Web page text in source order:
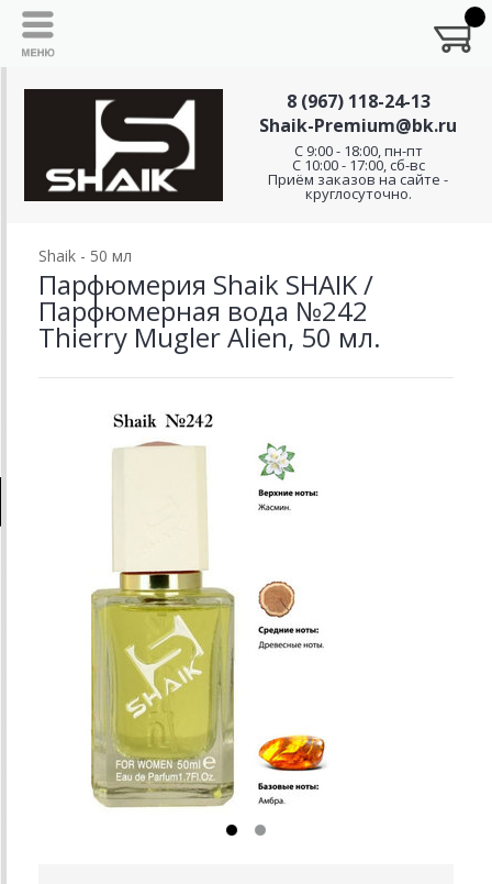
8 (967) 118-24-13
Shaik-Premium@bk.ru
C 9:00 - 18:00, пн-пт
С 10:00 - 17:00, сб-вс
Приём заказов на сайте -
круглосуточно.
Shaik - 50 мл
Парфюмерия Shaik SHAIK /
Парфюмерная вода №242
Thierry Mugler Alien, 50 мл.